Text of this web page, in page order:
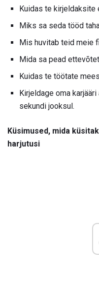
Kuidas te kirjeldaksite
Miks sa seda tööd
Mis huvitab teid meie
Mida sa pead
Kuidas te töötate
Kirjeldage oma
sekundi jooksul.
Küsimused, mida
harjutusi